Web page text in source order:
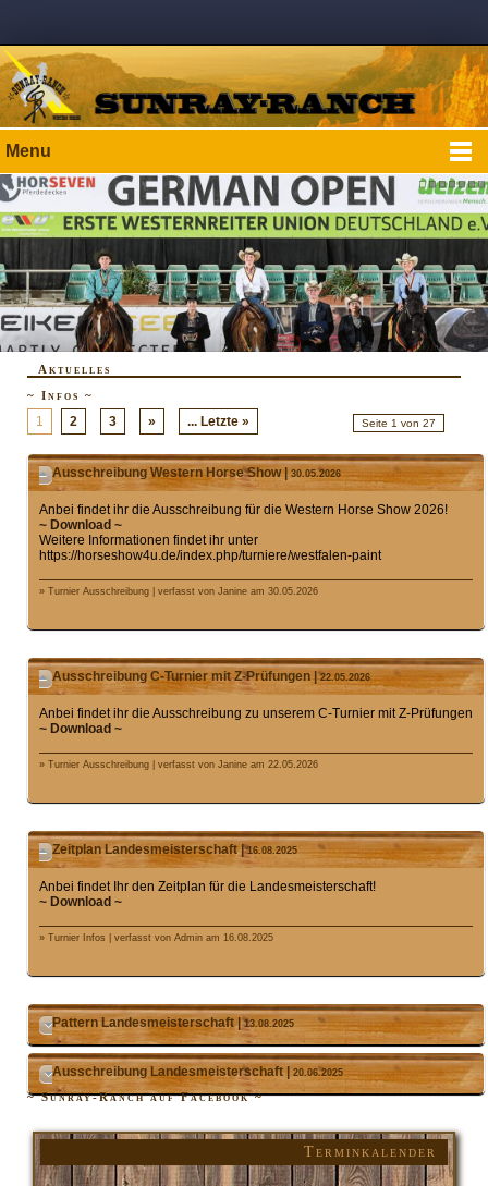
Menu
Aktuelles
~ Infos ~
Seite 1 von 27
1 2 3 » ... Letzte »
Ausschreibung Western Horse Show | 30.05.2026
Anbei findet ihr die Ausschreibung für die Western Horse Show 2026!
~ Download ~
Weitere Informationen findet ihr unter
https://horseshow4u.de/index.php/turniere/westfalen-paint
» Turnier Ausschreibung | verfasst von Janine am 30.05.2026
Ausschreibung C-Turnier mit Z-Prüfungen |22.05.2026
Anbei findet ihr die Ausschreibung zu unserem C-Turnier mit Z-Prüfungen
~ Download ~
» Turnier Ausschreibung | verfasst von Janine am 22.05.2026
Zeitplan Landesmeisterschaft |16.08.2025
Anbei findet Ihr den Zeitplan für die Landesmeisterschaft!
~ Download ~
» Turnier Infos | verfasst von Admin am 16.08.2025
Pattern Landesmeisterschaft |13.08.2025
Ausschreibung Landesmeisterschaft | 20.06.2025
~ Sunray-Ranch auf Facebook ~
Terminkalender